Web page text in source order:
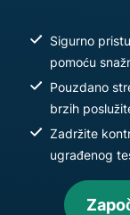
Sigurno
pomoću
Pouzdano
brzih
Zadržite
ugrađenog